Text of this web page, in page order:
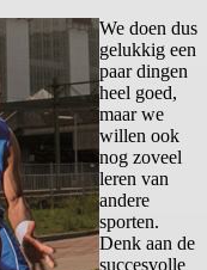
We doen dus
gelukkig een
paar dingen
heel goed,
maar we
willen ook
nog zoveel
leren van
andere
sporten.
Denk aan de
succesvolle